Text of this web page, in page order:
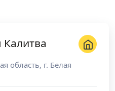
область, г. Белая